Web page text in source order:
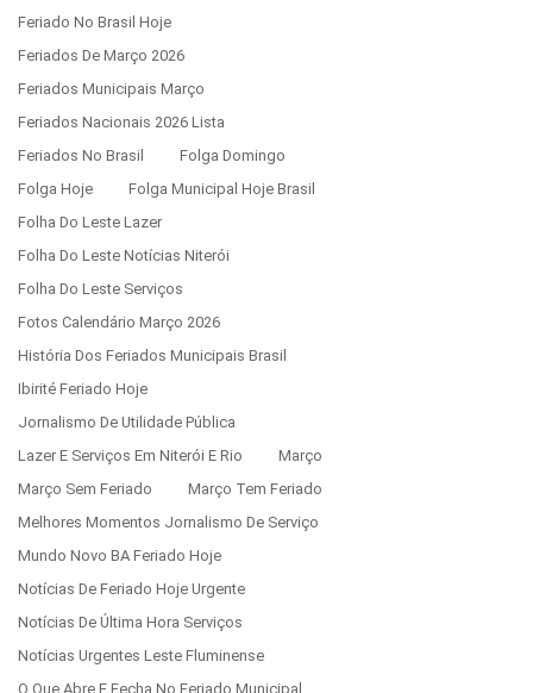
Feriado No Brasil Hoje
Feriados De Março 2026
Feriados Municipais Março
Feriados Nacionais 2026 Lista
Feriados No Brasil
Folga Domingo
Folga Hoje
Folga Municipal Hoje Brasil
Folha Do Leste Lazer
Folha Do Leste Notícias Niterói
Folha Do Leste Serviços
Fotos Calendário Março 2026
História Dos Feriados Municipais Brasil
Ibirité Feriado Hoje
Jornalismo De Utilidade Pública
Lazer E Serviços Em Niterói E Rio
Março
Março Sem Feriado
Março Tem Feriado
Melhores Momentos Jornalismo De Serviço
Mundo Novo BA Feriado Hoje
Notícias De Feriado Hoje Urgente
Notícias De Última Hora Serviços
Notícias Urgentes Leste Fluminense
O Que Abre E Fecha No Feriado Municipal